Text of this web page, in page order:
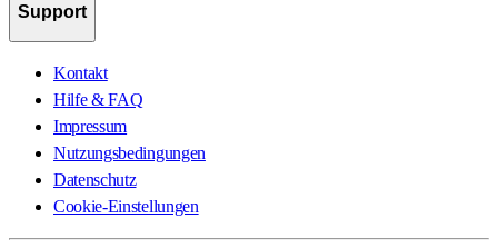
Support
Kontakt
Hilfe & FAQ
Impressum
Nutzungsbedingungen
Datenschutz
Cookie-Einstellungen